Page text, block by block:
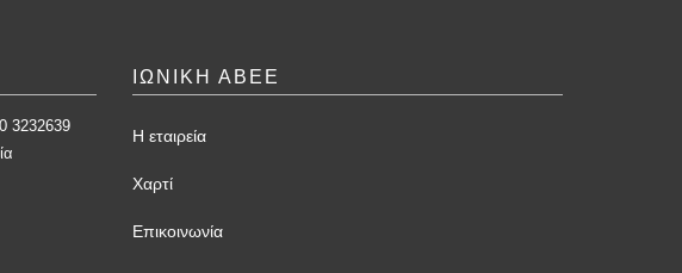
3232639
ΙΩΝΙΚΗ ΑΒΕΕ
Η εταιρεία
Χαρτί
Επικοινωνία